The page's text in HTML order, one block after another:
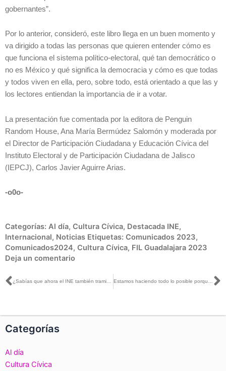
gobernantes”.
Por lo anterior, consideró, este libro llega en un buen momento y
va dirigido a todas las personas que quieren entender cómo es
que funciona el sistema político-electoral, qué tan democrático o
no es México y qué significa la democracia y cómo es que todas
y todos viven en ella, pero, sobre todo, está orientado a que las y
los lectores entiendan la importancia de ir a votar.
La presentación fue comentada por la editora de Penguin
Random House, Ana María Bermúdez Salomón y moderada por
el Director de Participación Ciudadana y Educación Cívica del
Instituto Electoral y de Participación Ciudadana de Jalisco
(IEPCJ), Carlos Javier Aguirre Arias.
-o0o-
Categorías: Al día, Cultura Cívica, Destacada INE,
Internacional, Noticias Etiquetas: Comunicados 2023,
Comunicados2024, Cultura Cívica, FIL Guadalajara 2023
Deja un comentario
Ant
Categorías
Al día
Cultura Cívica